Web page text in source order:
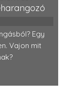
Egy
Vajon mit